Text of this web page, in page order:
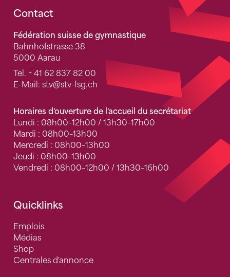
Fusszeile
Contact
Fédération suisse de gymnastique
Bahnhofstrasse 38
5000 Aarau
Tel. + 41 62 837 82 00
E-Mail: stv@stv-fsg.ch
Horaires d'ouverture de l'accueil du secrétariat
Lundi : 08h00–12h00 / 13h30–17h00
Mardi : 08h00–13h00
Mercredi : 08h00–13h00
Jeudi : 08h00–13h00
Vendredi : 08h00–12h00 / 13h30–16h00
Quicklinks
Emplois
Médias
Shop
Centrales d'annonce